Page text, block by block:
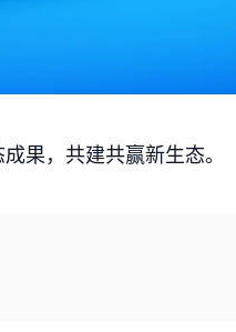
果，共建共赢新生态。